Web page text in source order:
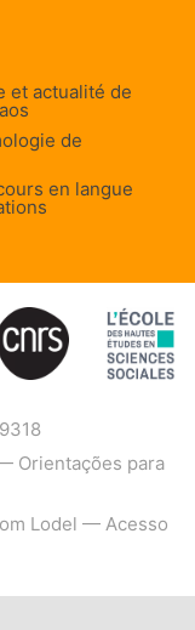
et actualité de
de
en langue
Orientações para
Lodel — Acesso